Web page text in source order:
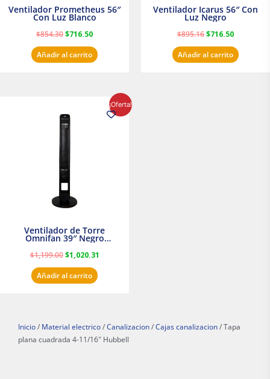
Ventilador Prometheus 56″
Con Luz Blanco
$854.30$716.50
Añadir al carrito
Ventilador Icarus 56″ Con
Luz Negro
$895.16$716.50
Añadir al carrito
¡Oferta!
Ventilador de Torre
Omnifan 39″ Negro
$1,199.00
original
era:
$1,020.31
precio
actual
Añadir al carrito
Inicio / Material electrico / Canalizacion / Cajas canalizacion / Tapa
plana cuadrada 4-11/16″ Hubbell